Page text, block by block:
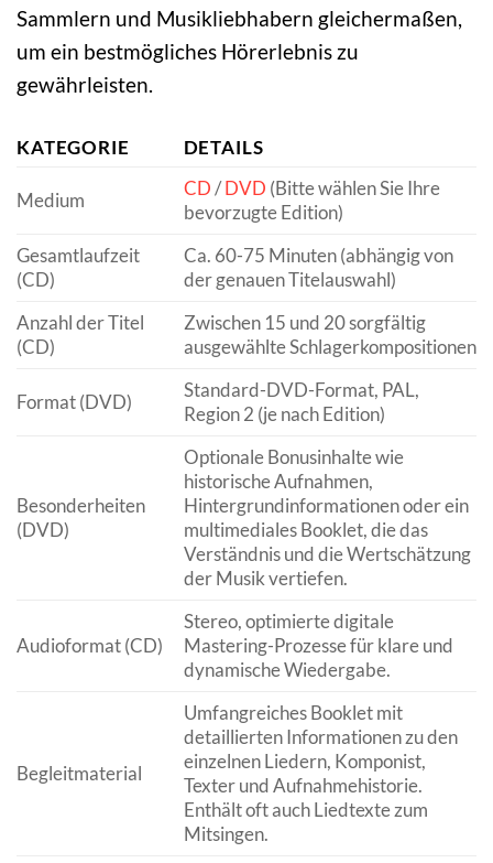
Sammlern und Musikliebhabern gleichermaßen,
um ein bestmögliches Hörerlebnis zu
gewährleisten.
KATEGORIE DETAILS
Medium
CD/DVD (Bitte wählen Sie Ihre
bevorzugte Edition)
Gesamtlaufzeit
(CD)
Ca. 60-75 Minuten (abhängig von
der genauen Titelauswahl)
Anzahl der Titel
(CD)
Zwischen 15 und 20 sorgfältig
ausgewählte Schlagerkompositionen
Format (DVD)
Standard-DVD-Format, PAL,
Region 2 (je nach Edition)
Besonderheiten
(DVD)
Optionale Bonusinhalte wie
historische Aufnahmen,
Hintergrundinformationen oder ein
multimediales Booklet, die das
Verständnis und die Wertschätzung
der Musik vertiefen.
Audioformat (CD)
Stereo, optimierte digitale
Mastering-Prozesse für klare und
dynamische Wiedergabe.
Begleitmaterial
Umfangreiches Booklet mit
detaillierten Informationen zu den
einzelnen Liedern, Komponist,
Texter und Aufnahmehistorie.
Enthält oft auch Liedtexte zum
Mitsingen.